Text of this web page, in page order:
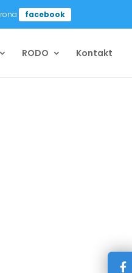
facebook
RODO Kontakt